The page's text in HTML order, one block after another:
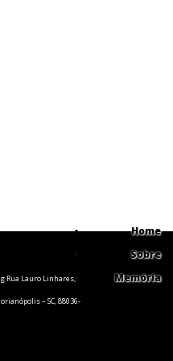
Home
Sobre
Memória
Rua Lauro Linhares,
– SC, 88036-